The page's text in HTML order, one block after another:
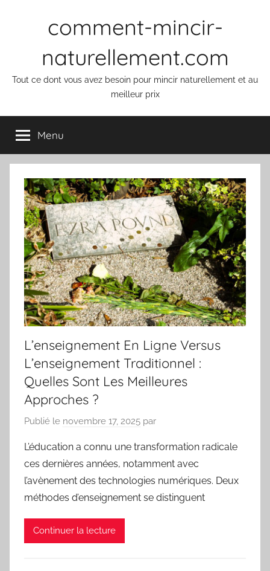
comment-mincir-
naturellement.com
Tout ce dont vous avez besoin pour mincir naturellement et au
meilleur prix
Menu
L’enseignement En Ligne Versus
L’enseignement Traditionnel :
Quelles Sont Les Meilleures
Approches ?
Publié le novembre 17, 2025 par
L’éducation a connu une transformation radicale
ces dernières années, notamment avec
l’avènement des technologies numériques. Deux
méthodes d’enseignement se distinguent
Continuer la lecture